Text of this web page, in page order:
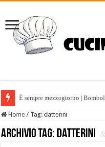
È sempre mezzogiorno |
Home / Tag:datterini
Archivio tag: datterini